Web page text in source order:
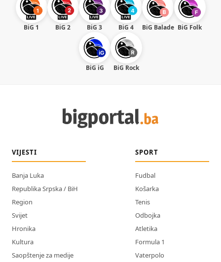
BiG 1 BiG 2 BiG 3 BiG 4 BiG Balade BiG Folk
BiG iG BiG Rock
VIJESTI
Banja Luka
Republika Srpska / BiH
Region
Svijet
Hronika
Kultura
Saopštenje za medije
SPORT
Fudbal
Košarka
Tenis
Odbojka
Atletika
Formula 1
Vaterpolo